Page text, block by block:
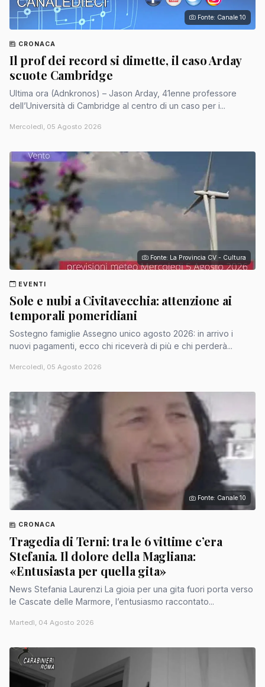
Fonte: Canale 10
CRONACA
Il prof dei record si dimette, il caso Arday
scuote Cambridge
Ultima ora (Adnkronos) – Jason Arday, 41enne professore
dell’Università di Cambridge al centro di un caso per i...
Mercoledì, 05 Agosto 2026
Fonte: La Provincia CV - Cultura
EVENTI
Sole e nubi a Civitavecchia: attenzione ai
temporali pomeridiani
Sostegno famiglie Assegno unico agosto 2026: in arrivo i
nuovi pagamenti, ecco chi riceverà di più e chi perderà...
Mercoledì, 05 Agosto 2026
Fonte: Canale 10
CRONACA
Tragedia di Terni: tra le 6 vittime c’era
Stefania. Il dolore della Magliana:
«Entusiasta per quella gita»
News Stefania Laurenzi La gioia per una gita fuori porta verso
le Cascate delle Marmore, l’entusiasmo raccontato...
Martedì, 04 Agosto 2026